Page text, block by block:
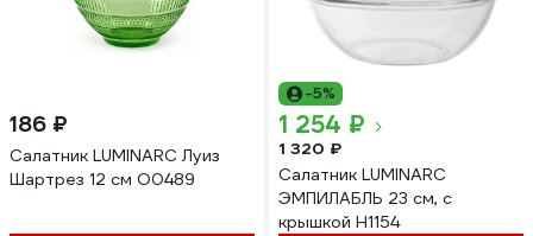
186 ₽
Салатник LUMINARC Луиз
Шартрез 12 см O0489
-5%
1 254 ₽
1 320 ₽
Салатник LUMINARC
ЭМПИЛАБЛЬ 23 см, с
крышкой H1154